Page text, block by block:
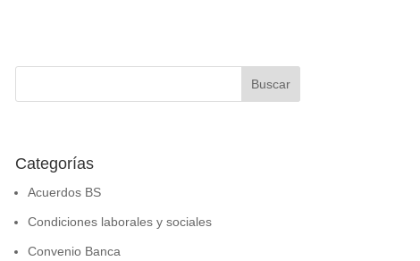
Categorías
Acuerdos BS
Condiciones laborales y sociales
Convenio Banca